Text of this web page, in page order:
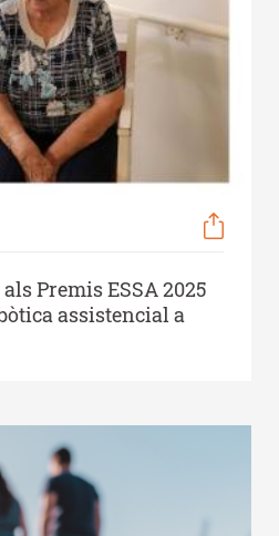
Premis ESSA 2025
assistencial a